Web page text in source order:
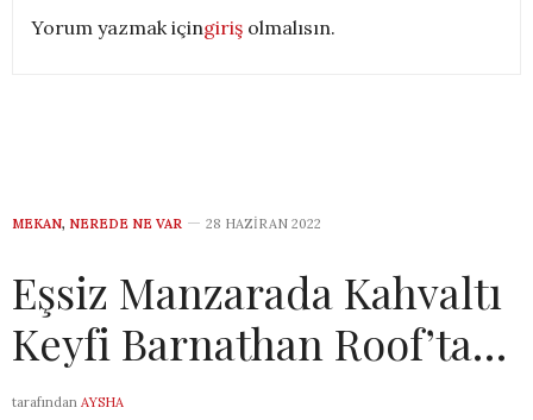
Yorum yazmak içingiriş olmalısın.
MEKAN, NEREDE NE VAR 28 HAZIRAN 2022
Eşsiz Manzarada Kahvaltı
Keyfi Barnathan Roof’ta…
tarafından AYSHA